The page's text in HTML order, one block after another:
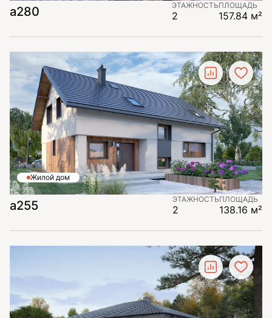
а280 ЭТАЖНОСТЬ
2
ПЛОЩАДЬ
157.84 м²
Жилой дом
а255 ЭТАЖНОСТЬ
2
ПЛОЩАДЬ
138.16 м²